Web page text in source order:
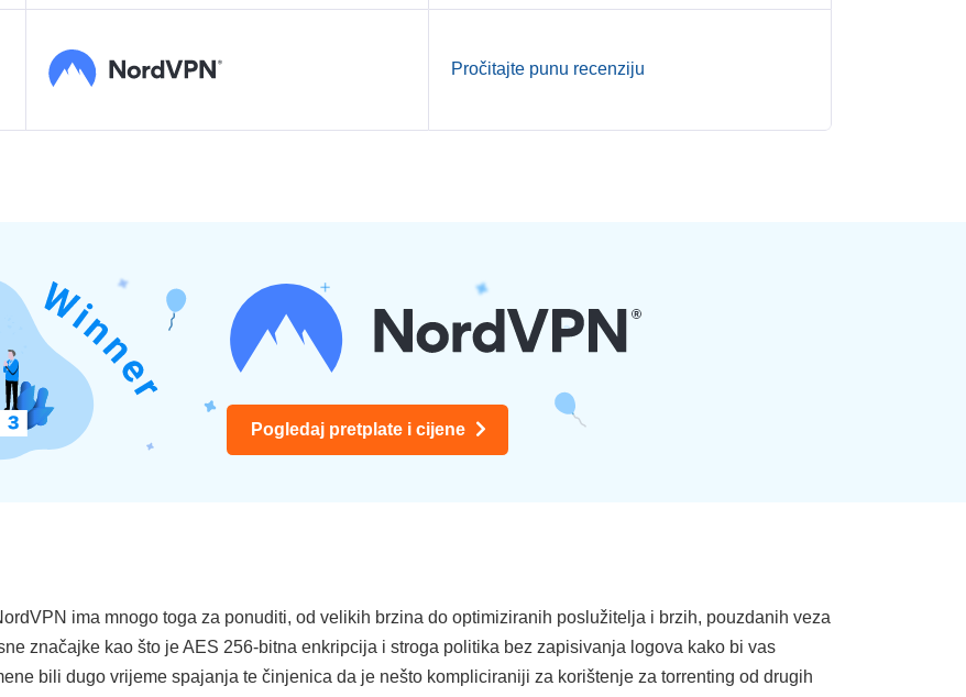
Pročitajte punu recenziju
Pogledaj pretplate i cijene
ima mnogo toga za ponuditi, od velikih brzina do optimiziranih poslužitelja i brzih, pouzdanih veza
značajke kao što je AES 256-bitna enkripcija i stroga politika bez zapisivanja logova kako bi vas
bili dugo vrijeme spajanja te činjenica da je nešto kompliciraniji za korištenje za torrenting od drugih